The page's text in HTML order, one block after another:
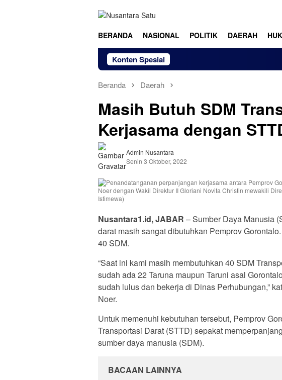
BERANDA NASIONAL POLITIK DAERAH
Konten Spesial
Beranda Daerah
Masih Butuh SDM
Kerjasama dengan
Admin Nusantara
Senin 3 Oktober, 2022
Nusantara1.id, JABAR – Sumber Daya Manusia
darat masih sangat dibutuhkan Pemprov
40 SDM.
“Saat ini kami masih membutuhkan 40 SDM
sudah ada 22 Taruna maupun Taruni asal
sudah lulus dan bekerja di Dinas Perhubungan,”
Noer.
Untuk memenuhi kebutuhan tersebut, Pemprov
Transportasi Darat (STTD) sepakat
sumber daya manusia (SDM).
BACAAN LAINNYA